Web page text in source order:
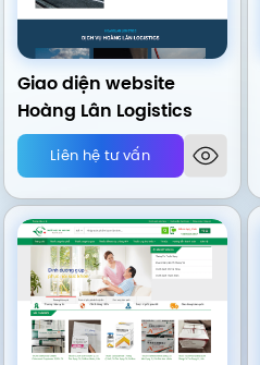
Giao diện website
Hoàng Lân Logistics
Liên hệ tư vấn